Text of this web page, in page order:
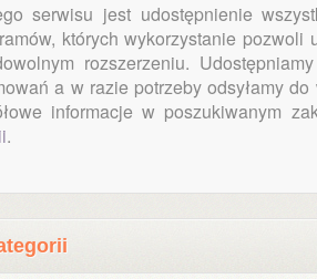
serwisu jest udostępnienie
których wykorzystanie
rozszerzeniu.
a w razie potrzeby odsyłamy
informacje w poszukiwanym
.